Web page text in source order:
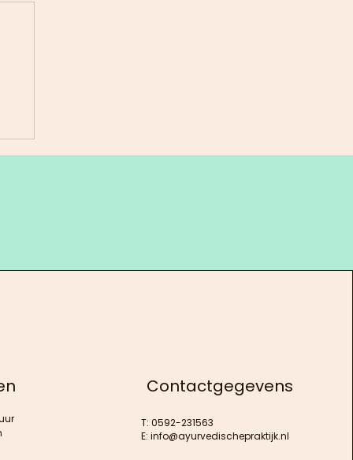
Contactgegevens
T: 0592-231563
E:info@ayurvedischepraktijk.nl